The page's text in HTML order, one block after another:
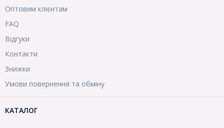
Оптовим клієнтам
FAQ
Відгуки
Контакти
Знижки
Умови повернення та обміну
КАТАЛОГ